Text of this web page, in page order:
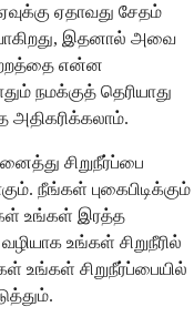
ஏதாவது சேதம்
இதனால் அவை
என்ன
நமக்குத் தெரியாது
சிறுநீர்ப்பை
நீங்கள் புகைபிடிக்கும்
உங்கள் இரத்த
உங்கள் சிறுநீரில்
உங்கள் சிறுநீர்ப்பையில்